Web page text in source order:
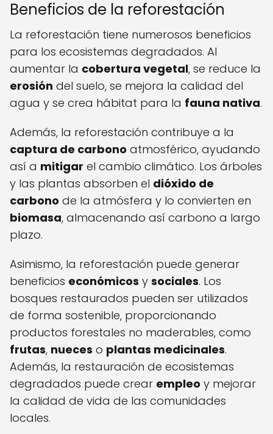
Beneficios de la reforestación
La reforestación tiene numerosos beneficios
para los ecosistemas degradados. Al
aumentar la cobertura vegetal, se reduce la
erosión del suelo, se mejora la calidad del
agua y se crea hábitat para la fauna nativa.
Además, la reforestación contribuye a la
captura de carbono atmosférico, ayudando
así a mitigar el cambio climático. Los árboles
y las plantas absorben el dióxido de
carbono de la atmósfera y lo convierten en
biomasa, almacenando así carbono a largo
plazo.
Asimismo, la reforestación puede generar
beneficios económicos y sociales. Los
bosques restaurados pueden ser utilizados
de forma sostenible, proporcionando
productos forestales no maderables, como
frutas, nueces o plantas medicinales.
Además, la restauración de ecosistemas
degradados puede crear empleo y mejorar
la calidad de vida de las comunidades
locales.